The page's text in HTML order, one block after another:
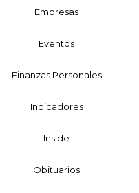
Empresas
Eventos
Finanzas Personales
Indicadores
Inside
Obituarios